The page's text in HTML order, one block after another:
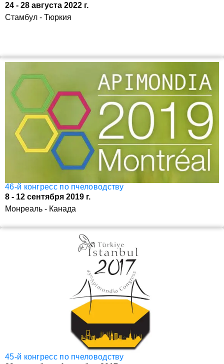
24 - 28 августа 2022 г.
Стамбул - Тюркия
46-й конгресс по пчеловодству
8 - 12 сентября 2019 г.
Монреаль - Канада
45-й конгресс по пчеловодству